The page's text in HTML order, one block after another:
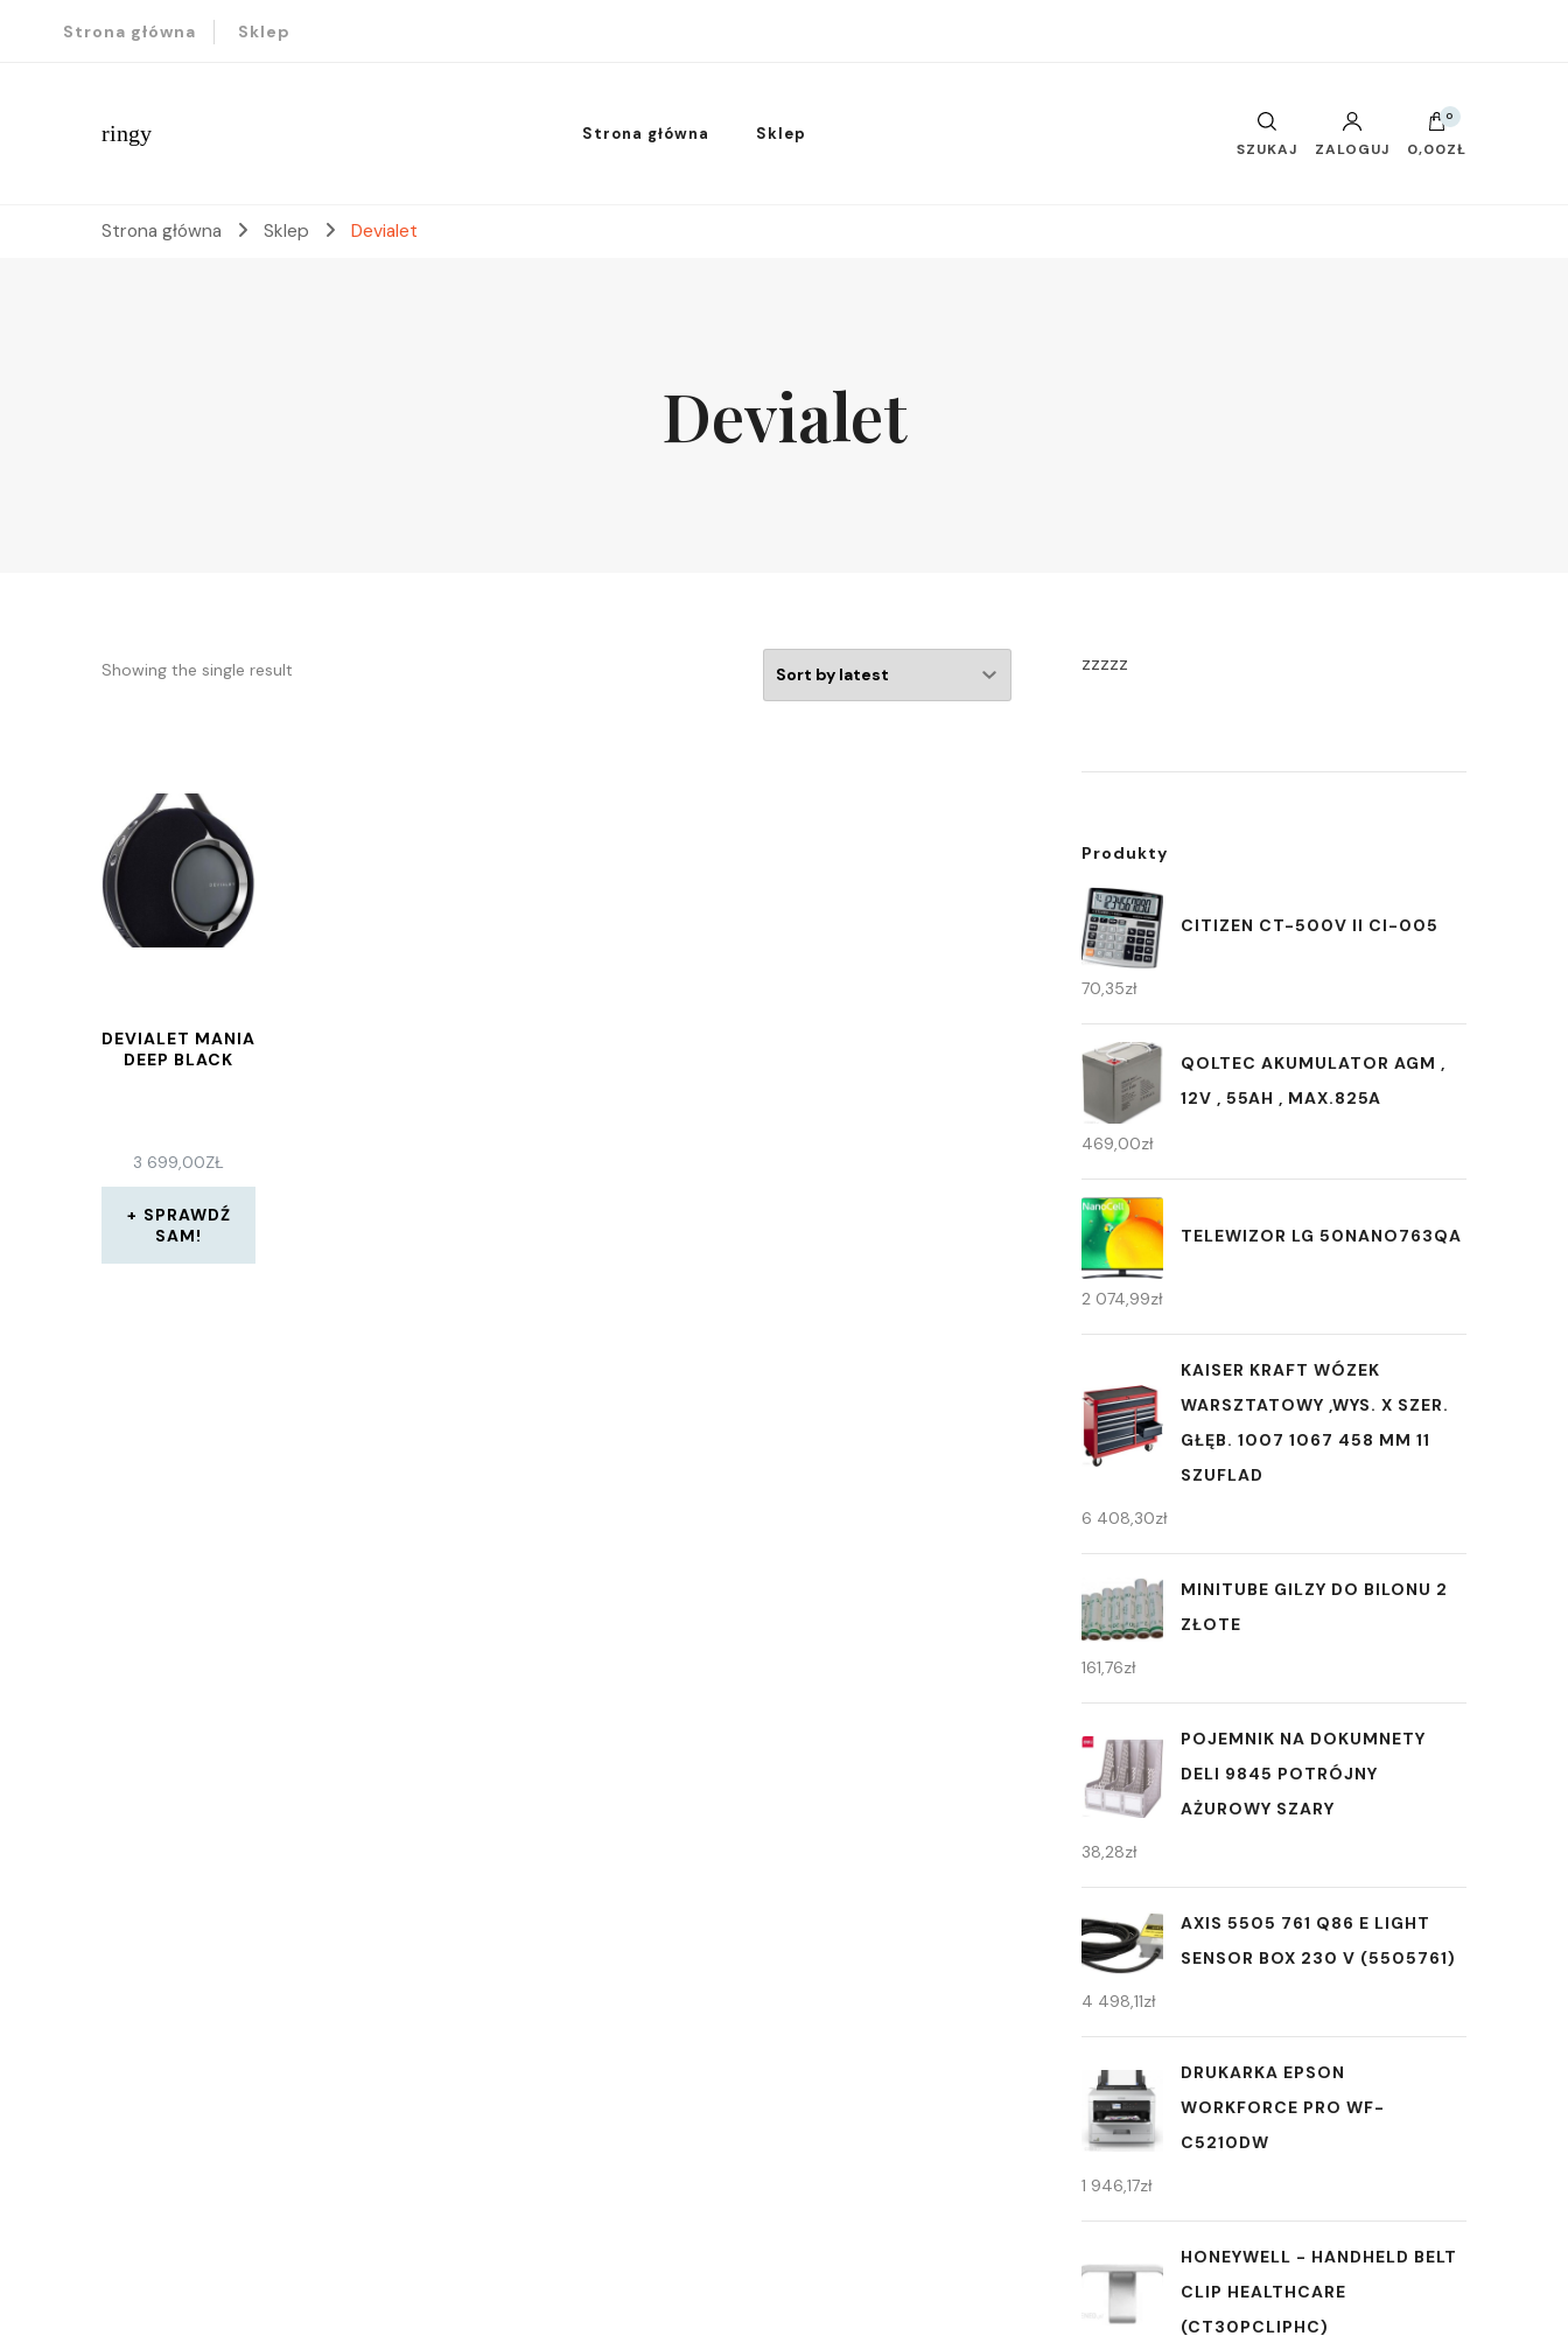
Strona główna Sklep
ringy Strona główna Sklep
SZUKAJ ZALOGUJ
0
0,00ZŁ
Strona główna Sklep Devialet
Devialet
Showing the single result
DEVIALET MANIA
DEEP BLACK
3 699,00ZŁ
SPRAWDŹ
SAM!
zzzzz
Produkty
CITIZEN CT-500V II CI-005
70,35zł
QOLTEC AKUMULATOR AGM ,
12V , 55AH , MAX.825A
469,00zł
TELEWIZOR LG 50NANO763QA
2 074,99zł
KAISER KRAFT WÓZEK
WARSZTATOWY ,WYS. X SZER.
GŁĘB. 1007 1067 458 MM 11
SZUFLAD
6 408,30zł
MINITUBE GILZY DO BILONU 2
ZŁOTE
161,76zł
POJEMNIK NA DOKUMNETY
DELI 9845 POTRÓJNY
AŻUROWY SZARY
38,28zł
AXIS 5505 761 Q86 E LIGHT
SENSOR BOX 230 V (5505761)
4 498,11zł
DRUKARKA EPSON
WORKFORCE PRO WF-
C5210DW
1 946,17zł
HONEYWELL - HANDHELD BELT
CLIP HEALTHCARE
(CT30PCLIPHC)